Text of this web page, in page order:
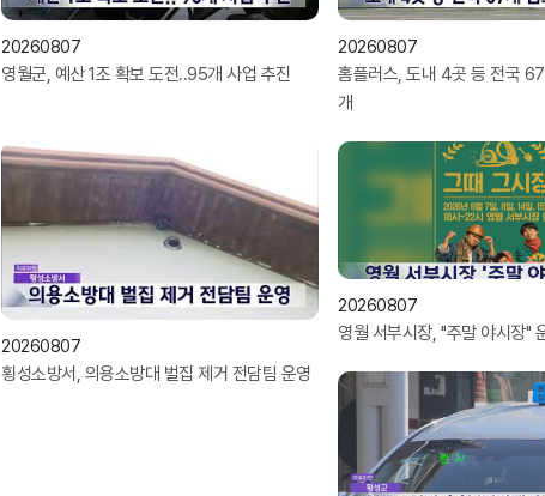
20260807
영월군, 예산 1조 확보 도전..95개 사업 추진
20260807
홈플러스, 도내 4곳 등 전국
개
20260807
횡성소방서, 의용소방대 벌집 제거 전담팀 운영
20260807
영월 서부시장, ''주말 야시장''